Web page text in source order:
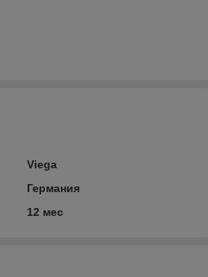
Viega
Германия
12 мес